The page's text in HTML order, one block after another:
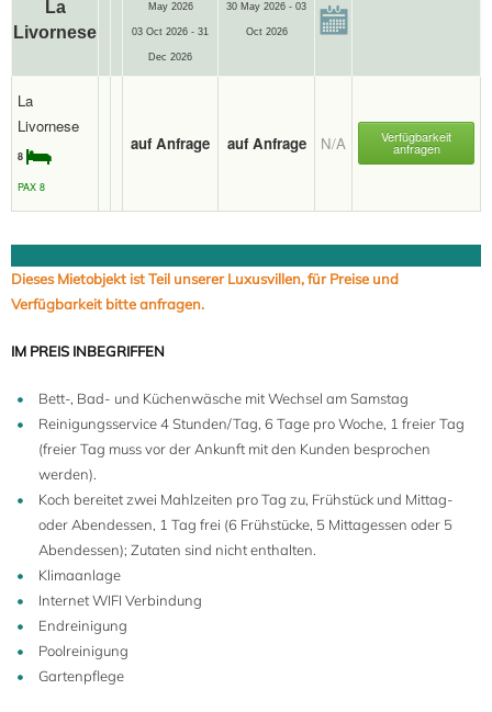
La
Livornese
May 2026
03 Oct 2026 - 31
Dec 2026
30 May 2026 - 03
Oct 2026
La
Livornese
8
PAX 8
auf Anfrage auf Anfrage N/A Verfügbarkeit
anfragen
Dieses Mietobjekt ist Teil unserer Luxusvillen, für Preise und
Verfügbarkeit bitte anfragen.
IM PREIS INBEGRIFFEN
Bett-, Bad- und Küchenwäsche mit Wechsel am Samstag
Reinigungsservice 4 Stunden/Tag, 6 Tage pro Woche, 1 freier Tag
(freier Tag muss vor der Ankunft mit den Kunden besprochen
werden).
Koch bereitet zwei Mahlzeiten pro Tag zu, Frühstück und Mittag-
oder Abendessen, 1 Tag frei (6 Frühstücke, 5 Mittagessen oder 5
Abendessen); Zutaten sind nicht enthalten.
Klimaanlage
Internet WIFI Verbindung
Endreinigung
Poolreinigung
Gartenpflege